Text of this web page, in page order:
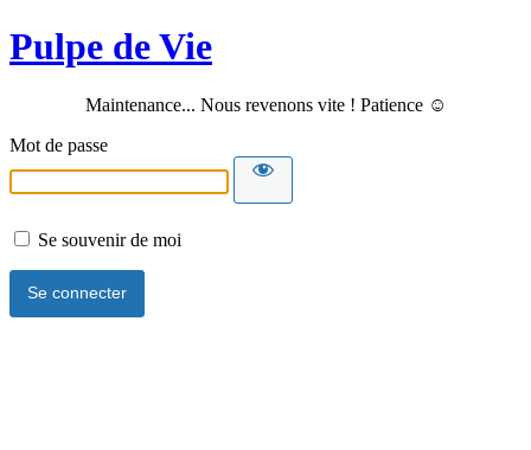
Pulpe de Vie
Maintenance... Nous revenons vite ! Patience ☺️
Mot de passe
Se souvenir de moi